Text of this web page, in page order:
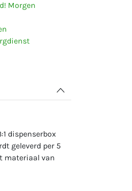
Morgen
dispenserbox
geleverd per 5
materiaal van